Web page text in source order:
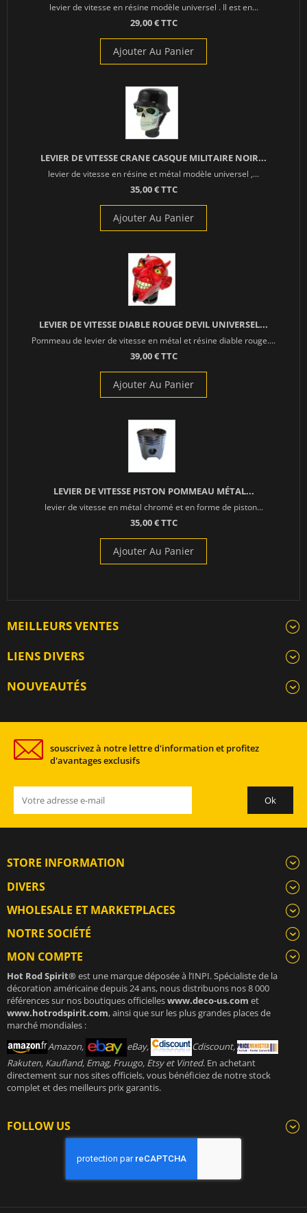
levier de vitesse en résine modèle universel . Il est en...
29,00 € TTC
Ajouter Au Panier
LEVIER DE VITESSE CRANE CASQUE MILITAIRE NOIR...
levier de vitesse en résine et métal modèle universel ,...
35,00 € TTC
Ajouter Au Panier
LEVIER DE VITESSE DIABLE ROUGE DEVIL UNIVERSEL...
Pommeau de levier de vitesse en métal et résine diable rouge....
39,00 € TTC
Ajouter Au Panier
LEVIER DE VITESSE PISTON POMMEAU MÉTAL...
levier de vitesse en métal chromé et en forme de piston...
35,00 € TTC
Ajouter Au Panier
MEILLEURS VENTES
LIENS DIVERS
NOUVEAUTÉS
souscrivez à notre lettre d'information et profitez
d'avantages exclusifs
STORE INFORMATION
DIVERS
WHOLESALE ET MARKETPLACES
NOTRE SOCIÉTÉ
MON COMPTE
Hot Rod Spirit®est une marque déposée à l’INPI. Spécialiste de la
décoration américaine depuis 24 ans, nous distribuons nos 8 000
références sur nos boutiques officielleswww.deco-us.com et
www.hotrodspirit.com, ainsi que sur les plus grandes places de
marché mondiales :
Amazon,
eBay,
Cdiscount,
Rakuten, Kaufland, Emag, Fruugo, Etsy et Vinted. En achetant
directement sur nos sites officiels, vous bénéficiez de notre stock
complet et des meilleurs prix garantis.
FOLLOW US